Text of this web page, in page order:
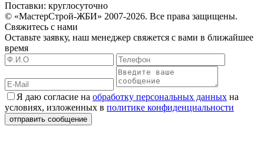
Поставки: круглосуточно
© «МастерСтрой-ЖБИ» 2007-2026. Все права защищены.
Свяжитесь с нами
Оставьте заявку, наш менеджер свяжется с вами в ближайшее
время
Я даю согласие на обработку персональных данных на
условиях, изложенных в политике конфиденциальности